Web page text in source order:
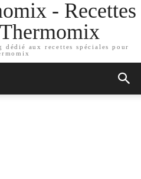
- Recettes
aux recettes spéciales pour